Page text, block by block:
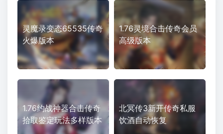
灵魔录变态65535传奇
火爆版本
1.76灵境合击传奇会员
高级版本
1.76约战神器合击传奇
拾取鉴定玩法多样版本
北冥传3新开传奇私服
饮酒自动恢复